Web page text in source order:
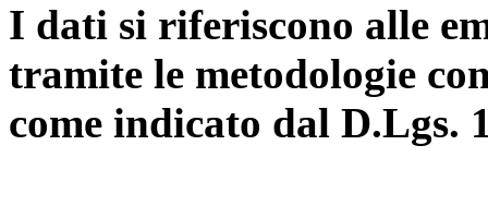
I dati si riferiscono alle
tramite le metodologie
come indicato dal D.Lgs.